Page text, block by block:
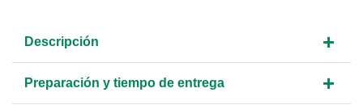
Descripción +
Preparación y tiempo de entrega +